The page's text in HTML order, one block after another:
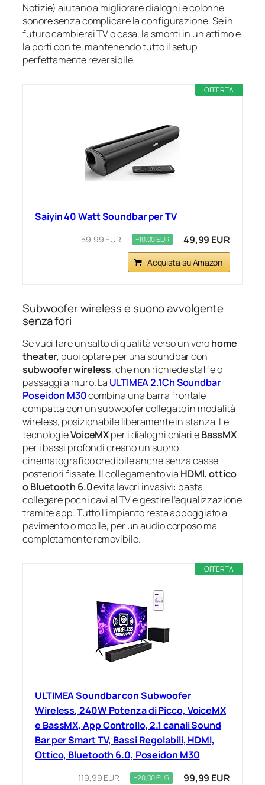
Notizie) aiutano a migliorare dialoghi e colonne
sonore senza complicare la configurazione. Se in
futuro cambierai TV o casa, la smonti in un attimo e
la porti con te, mantenendo tutto il setup
perfettamente reversibile.
OFFERTA
Saiyin 40 Watt Soundbar per TV
59,99 EUR −10,00 EUR 49,99 EUR
Acquista su Amazon
Subwoofer wireless e suono avvolgente
senza fori
Se vuoi fare un salto di qualità verso un verohome
theater, puoi optare per una soundbar con
subwoofer wireless, che non richiede staffe o
passaggi a muro. La ULTIMEA 2.1Ch Soundbar
Poseidon M30combina una barra frontale
compatta con un subwoofer collegato in modalità
wireless, posizionabile liberamente in stanza. Le
tecnologieVoiceMXper i dialoghi chiari eBassMX
per i bassi profondi creano un suono
cinematografico credibile anche senza casse
posteriori fissate. Il collegamento via HDMI, ottico
o Bluetooth 6.0evita lavori invasivi: basta
collegare pochi cavi al TV e gestire l’equalizzazione
tramite app. Tutto l’impianto resta appoggiato a
pavimento o mobile, per un audio corposo ma
completamente removibile.
OFFERTA
ULTIMEA Soundbar con Subwoofer
Wireless, 240W Potenza di Picco, VoiceMX
e BassMX, App Controllo, 2.1 canali Sound
Bar per Smart TV, Bassi Regolabili, HDMI,
Ottico, Bluetooth 6.0, Poseidon M30
119,99 EUR −20,00 EUR 99,99 EUR